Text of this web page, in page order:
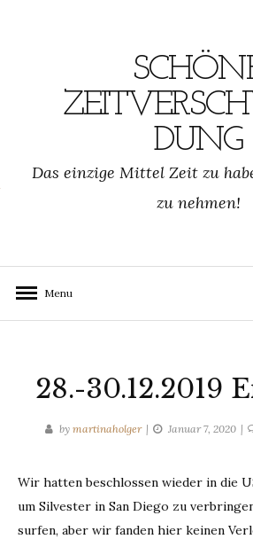
DUNG
Das einzige Mittel Zeit zu
zu nehmen!
Menu
28.-30.12.2019
by martinaholger Januar 7, 2020
Wir hatten beschlossen wieder in die
um Silvester in San Diego zu
surfen, aber wir fanden hier keinen